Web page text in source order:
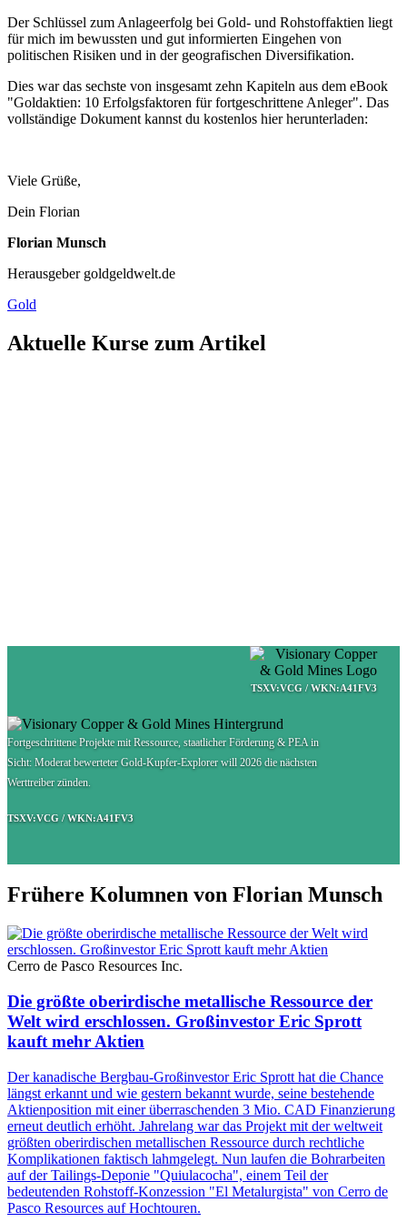
Der Schlüssel zum Anlageerfolg bei Gold- und Rohstoffaktien liegt
für mich im bewussten und gut informierten Eingehen von
politischen Risiken und in der geografischen Diversifikation.
Dies war das sechste von insgesamt zehn Kapiteln aus dem eBook
"Goldaktien: 10 Erfolgsfaktoren für fortgeschrittene Anleger". Das
vollständige Dokument kannst du kostenlos hier herunterladen:
Viele Grüße,
Dein Florian
Florian Munsch
Herausgeber goldgeldwelt.de
Gold
Aktuelle Kurse zum Artikel
TSXV:VCG / WKN:A41FV3
Fortgeschrittene Projekte mit Ressource, staatlicher Förderung & PEA in
Sicht: Moderat bewerteter Gold-Kupfer-Explorer will 2026 die nächsten
Werttreiber zünden.
TSXV:VCG / WKN:A41FV3
Frühere Kolumnen von Florian Munsch
Cerro de Pasco Resources Inc.
Die größte oberirdische metallische Ressource der
Welt wird erschlossen. Großinvestor Eric Sprott
kauft mehr Aktien
Der kanadische Bergbau-Großinvestor Eric Sprott hat die Chance
längst erkannt und wie gestern bekannt wurde, seine bestehende
Aktienposition mit einer überraschenden 3 Mio. CAD Finanzierung
erneut deutlich erhöht. Jahrelang war das Projekt mit der weltweit
größten oberirdischen metallischen Ressource durch rechtliche
Komplikationen faktisch lahmgelegt. Nun laufen die Bohrarbeiten
auf der Tailings-Deponie "Quiulacocha", einem Teil der
bedeutenden Rohstoff-Konzession "El Metalurgista" von Cerro de
Pasco Resources auf Hochtouren.